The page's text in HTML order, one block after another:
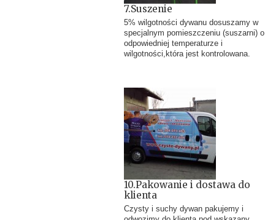
7.Suszenie
5% wilgotności dywanu dosuszamy w
specjalnym pomieszczeniu (suszarni) o
odpowiedniej temperaturze i
wilgotności,która jest kontrolowana.
10.Pakowanie i dostawa do
klienta
Czysty i suchy dywan pakujemy i